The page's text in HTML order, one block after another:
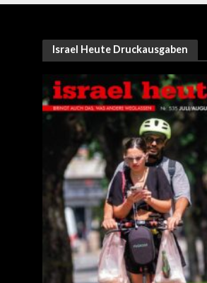
Israel Heute Druckausgaben